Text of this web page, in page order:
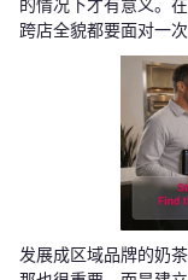
的情况下才有意义。
跨店全貌都要面对一
发展成区域品牌的奶